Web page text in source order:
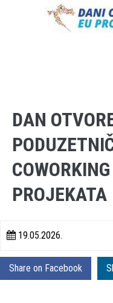
DAN
PROJEKATA
19.05.2026.
Share on Facebook